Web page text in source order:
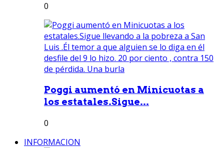
0
Poggi aumentó en Minicuotas a
los estatales.Sigue...
0
INFORMACION